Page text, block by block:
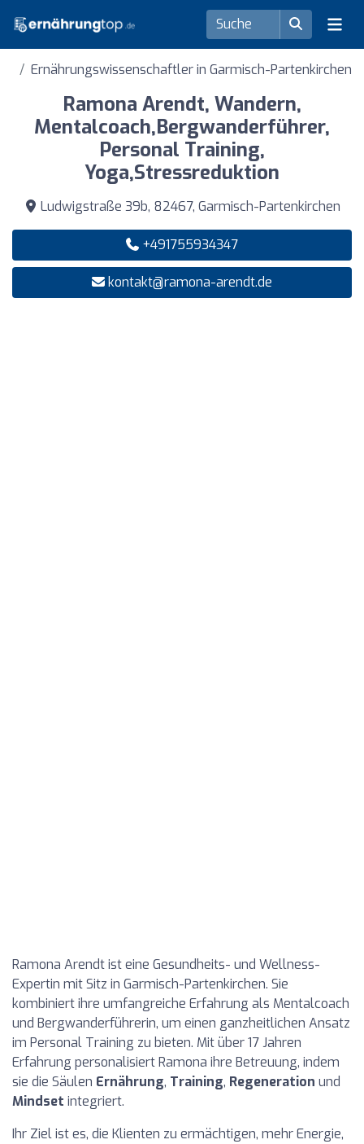
Ernährungswissenschaftler in Garmisch-Partenkirchen
Ramona Arendt, Wandern,
Mentalcoach,Bergwanderführer,
Personal Training,
Yoga,Stressreduktion
Ludwigstraße 39b, 82467, Garmisch-Partenkirchen
+491755934347
kontakt@ramona-arendt.de
Ramona Arendt ist eine Gesundheits- und Wellness-
Expertin mit Sitz in Garmisch-Partenkirchen. Sie
kombiniert ihre umfangreiche Erfahrung als Mentalcoach
und Bergwanderführerin, um einen ganzheitlichen Ansatz
im Personal Training zu bieten. Mit über 17 Jahren
Erfahrung personalisiert Ramona ihre Betreuung, indem
sie die Säulen Ernährung, Training, Regeneration und
Mindset integriert.
Ihr Ziel ist es, die Klienten zu ermächtigen, mehr Energie,